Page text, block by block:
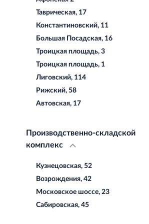
Таврическая, 17
Константиновский, 11
Большая Посадская, 16
Троицкая площадь, 3
Троицкая площадь, 1
Лиговский, 114
Рижский, 58
Автовская, 17
Производственно-складской
комплекс
Кузнецовская, 52
Возрождения, 42
Московское шоссе, 23
Сабировская, 45